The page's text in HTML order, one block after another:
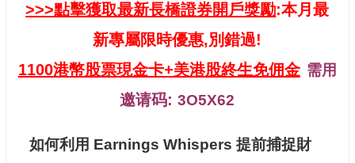
>>>點擊獲取最新長橋證券開戶獎勵:本月最
新專屬限時優惠,別錯過!
1100港幣股票現金卡+美港股終生免佣金 需用
邀请码:3O5X62
如何利用 Earnings Whispers 提前捕捉財